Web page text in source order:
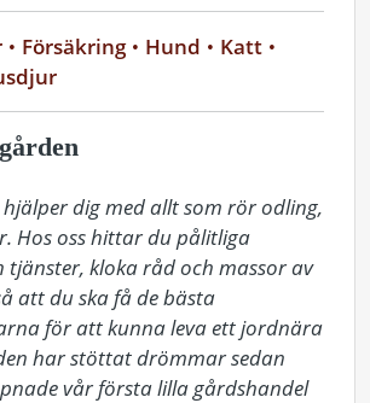
Försäkring Hund
Katt
dig med allt som rör odling,
Hos oss hittar du pålitliga
kloka råd och massor av
att du ska få de bästa
för att kunna leva ett jordnära
har stöttat drömmar sedan
vår första lilla gårdshandel